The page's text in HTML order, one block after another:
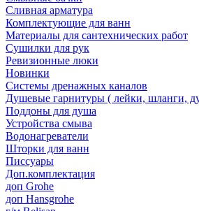
Сливная арматура
Комплектующие для ванн
Материалы для сантехнических работ
Сушилки для рук
Ревизионные люки
Новинки
Системы дренажных каналов
Душевые гарнитуры ( лейки, шланги,
Поддоны для душа
Устройства смыва
Водонагреватели
Шторки для ванн
Писсуары
Доп.комплектация
доп Grohe
доп Hansgrohe